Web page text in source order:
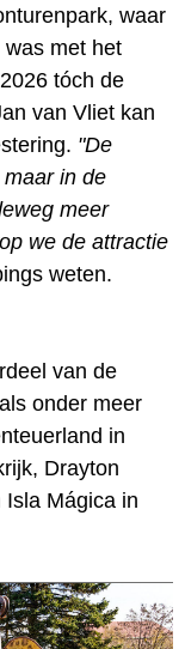
waar
met het
tóch de
van Vliet kan
"De
in de
meer
we de attractie
weten.
van de
onder meer
in
Drayton
Isla Mágica in